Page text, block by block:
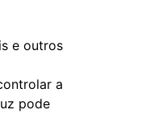
e outros
a
pode